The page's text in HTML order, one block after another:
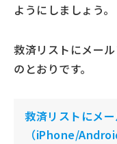
ようにしましょう。
救済リストにメー
のとおりです。
救済リストにメ
（iPhone/